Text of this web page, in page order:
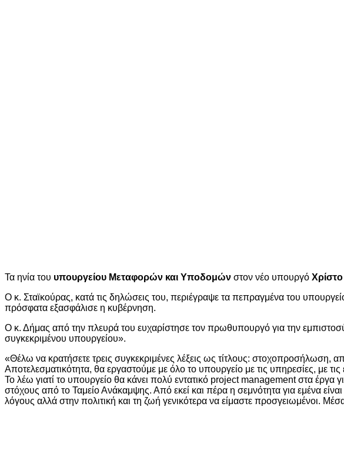
Τα ηνία του υπουργείου Μεταφορών και Υποδομών στον νέο υπουργό
Ο κ. Σταϊκούρας, κατά τις δηλώσεις του, περιέγραψε τα πεπραγμένα του
πρόσφατα εξασφάλισε η κυβέρνηση.
Ο κ. Δήμας από την πλευρά του ευχαρίστησε τον πρωθυπουργό για την
συγκεκριμένου υπουργείου».
«Θέλω να κρατήσετε τρεις συγκεκριμένες λέξεις ως τίτλους: στοχοπροσήλωση,
Αποτελεσματικότητα, θα εργαστούμε με όλο το υπουργείο με τις υπηρεσίες, με
Το λέω γιατί το υπουργείο θα κάνει πολύ εντατικό project management στα
στόχους από το Ταμείο Ανάκαμψης. Από εκεί και πέρα η σεμνότητα για εμένα
λόγους αλλά στην πολιτική και τη ζωή γενικότερα να είμαστε προσγειωμένοι.